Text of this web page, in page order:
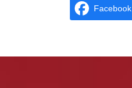
Facebook